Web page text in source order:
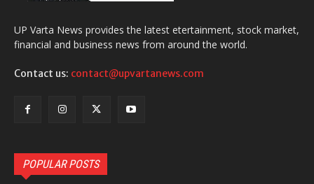
UP Varta News provides the latest etertainment, stock market,
financial and business news from around the world.
Contact us: contact@upvartanews.com
POPULAR POSTS